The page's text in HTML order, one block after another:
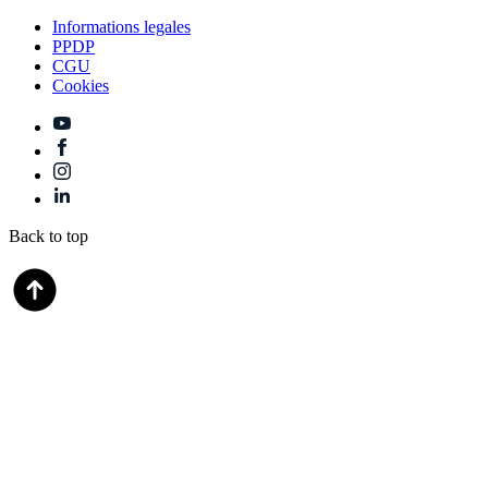
Informations legales
PPDP
CGU
Cookies
Back to top